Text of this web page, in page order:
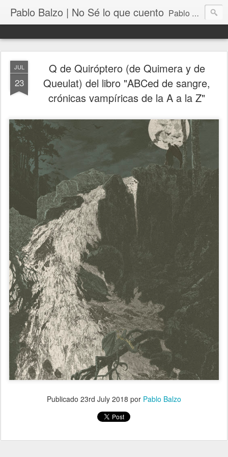
Pablo Balzo | No Sé lo que cuento Pablo Balzo Ilustración-collage
JUL
23
Q de Quiróptero (de Quimera y de
Queulat) del libro "ABCed de sangre,
crónicas vampíricas de la A a la Z"
Publicado 23rd July 2018 por Pablo Balzo